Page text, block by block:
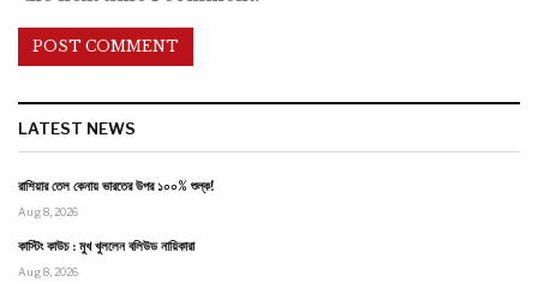
LATEST NEWS
রাশিয়ার তেল কেনায় ভারতের উপর ১০০% শুল্ক!
Aug 8, 2026
কাস্টিং কাউচ : মুখ খুললেন বলিউড নায়িকারা
Aug 8, 2026